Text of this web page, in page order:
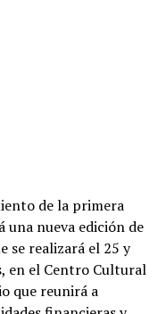
de la primera
una nueva edición de
se realizará el 25 y
en el Centro Cultural
que reunirá a